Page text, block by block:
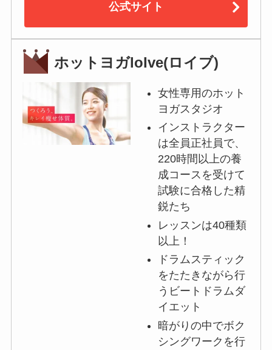
公式サイト
ホットヨガloIve(ロイブ)
女性専用のホット
ヨガスタジオ
インストラクター
は全員正社員で、
220時間以上の養
成コースを受けて
試験に合格した精
鋭たち
レッスンは40種類
以上！
ドラムスティック
をたたきながら行
うビートドラムダ
イエット
暗がりの中でボク
シングワークを行